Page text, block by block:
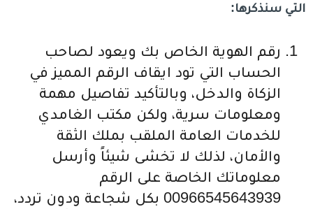
التي سنذكرها:
رقم الهوية الخاص بك ويعود لصاحب
الحساب التي تود ايقاف الرقم المميز في
الزكاة والدخل، وبالتأكيد تفاصيل مهمة
ومعلومات سرية، ولكن مكتب الغامدي
للخدمات العامة الملقب بملك الثقة
والأمان، لذلك لا تخشى شيئاً وأرسل
معلوماتك الخاصة على الرقم
00966545643939 بكل شجاعة ودون تردد،